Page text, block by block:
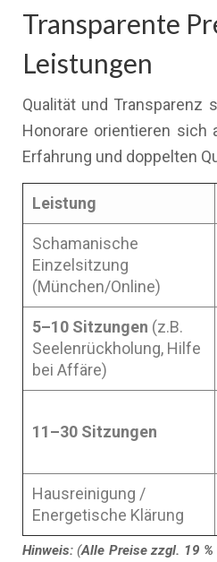
Transparente
Leistungen
Qualität und Transparenz
Honorare orientieren sich
Erfahrung und doppelten
Leistung
Schamanische
Einzelsitzung
(München/Online)
5–10 Sitzungen (z.B.
Seelenrückholung, Hilfe
bei Affäre)
11–30 Sitzungen
Hausreinigung /
Energetische Klärung
Hinweis: (Alle Preise zzgl. 19 %